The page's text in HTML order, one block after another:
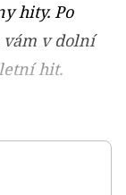
hity. Po
v dolní
hit.